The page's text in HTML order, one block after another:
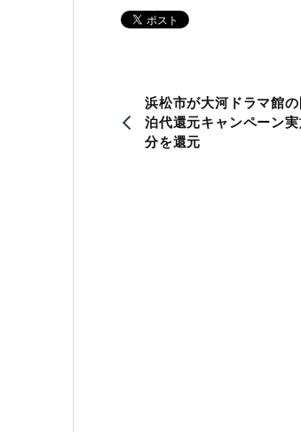
浜松市が大河ドラマ館
泊代還元キャンペーン
分を還元